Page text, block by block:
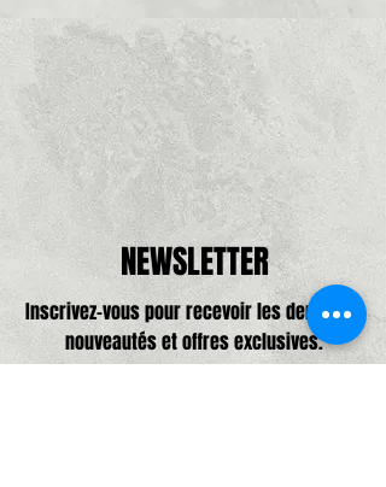
NEWSLETTER
Inscrivez-vous pour recevoir les dernières
nouveautés et offres exclusives.